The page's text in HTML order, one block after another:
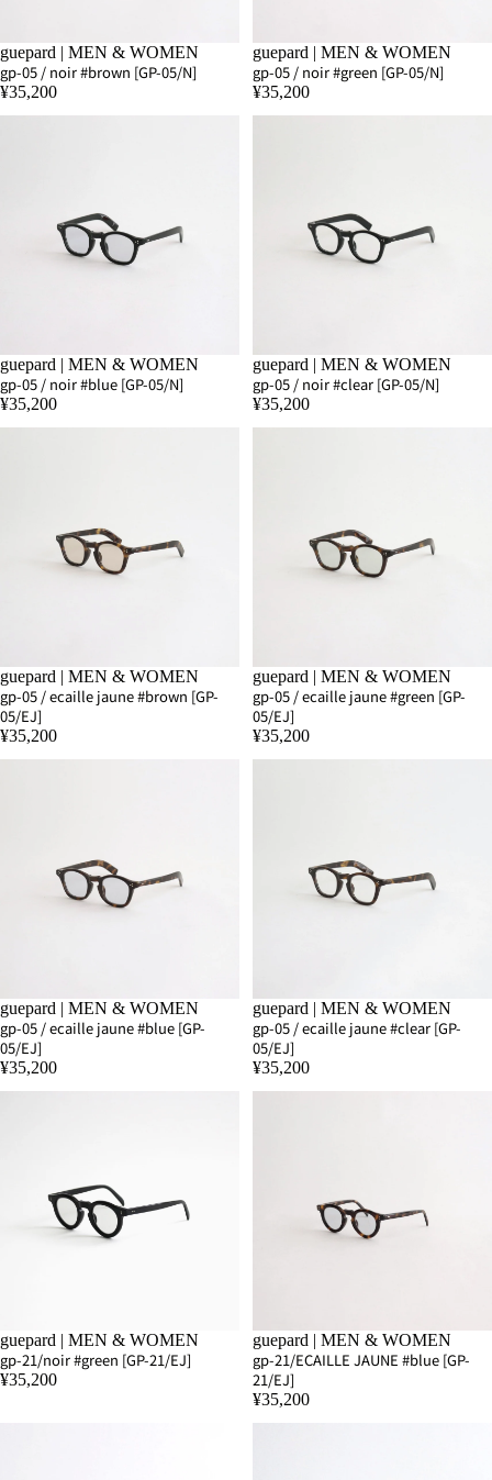
SOLD OUT
guepard | MEN & WOMEN
gp-05 / noir #brown [GP-05/N]
¥35,200
SOLD OUT
guepard | MEN & WOMEN
gp-05 / noir #green [GP-05/N]
¥35,200
SOLD OUT
guepard | MEN & WOMEN
gp-05 / noir #blue [GP-05/N]
¥35,200
SOLD OUT
guepard | MEN & WOMEN
gp-05 / noir #clear [GP-05/N]
¥35,200
SOLD OUT
guepard | MEN & WOMEN
gp-05 / ecaille jaune #brown [GP-
05/EJ]
¥35,200
SOLD OUT
guepard | MEN & WOMEN
gp-05 / ecaille jaune #green [GP-
05/EJ]
¥35,200
SOLD OUT
guepard | MEN & WOMEN
gp-05 / ecaille jaune #blue [GP-
05/EJ]
¥35,200
SOLD OUT
guepard | MEN & WOMEN
gp-05 / ecaille jaune #clear [GP-
05/EJ]
¥35,200
SOLD OUT
guepard | MEN & WOMEN
gp-21/noir #green [GP-21/EJ]
¥35,200
SOLD OUT
guepard | MEN & WOMEN
gp-21/ECAILLE JAUNE #blue [GP-
21/EJ]
¥35,200